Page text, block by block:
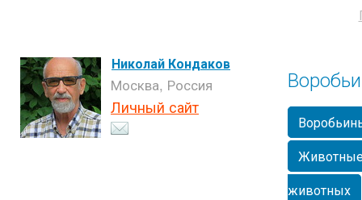
Николай Кондаков
Москва, Россия
Личный сайт
животных